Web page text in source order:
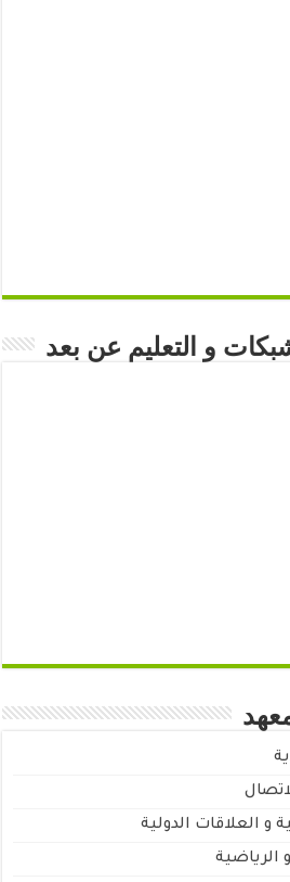
و التعليم عن بعد
و العلاقات الدولية
الرياضية